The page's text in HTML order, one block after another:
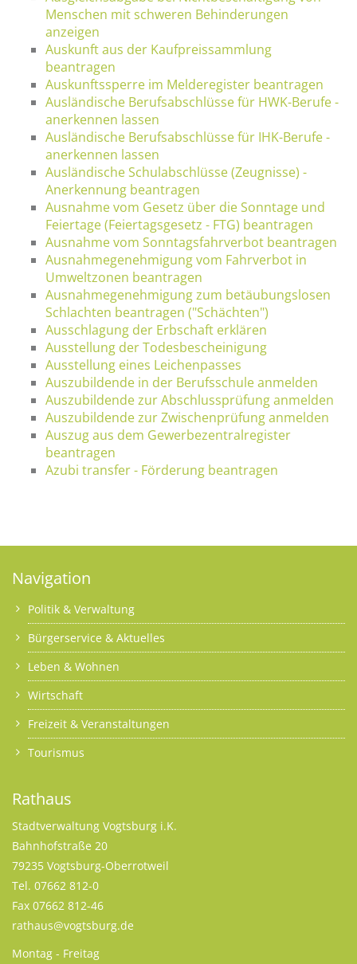
Menschen mit schweren Behinderungen
anzeigen
Auskunft aus der Kaufpreissammlung
beantragen
Auskunftssperre im Melderegister beantragen
Ausländische Berufsabschlüsse für HWK-Berufe -
anerkennen lassen
Ausländische Berufsabschlüsse für IHK-Berufe -
anerkennen lassen
Ausländische Schulabschlüsse (Zeugnisse) -
Anerkennung beantragen
Ausnahme vom Gesetz über die Sonntage und
Feiertage (Feiertagsgesetz - FTG) beantragen
Ausnahme vom Sonntagsfahrverbot beantragen
Ausnahmegenehmigung vom Fahrverbot in
Umweltzonen beantragen
Ausnahmegenehmigung zum betäubungslosen
Schlachten beantragen ("Schächten")
Ausschlagung der Erbschaft erklären
Ausstellung der Todesbescheinigung
Ausstellung eines Leichenpasses
Auszubildende in der Berufsschule anmelden
Auszubildende zur Abschlussprüfung anmelden
Auszubildende zur Zwischenprüfung anmelden
Auszug aus dem Gewerbezentralregister
beantragen
Azubi transfer - Förderung beantragen
Navigation
Politik & Verwaltung
Bürgerservice & Aktuelles
Leben & Wohnen
Wirtschaft
Freizeit & Veranstaltungen
Tourismus
Rathaus
Stadtverwaltung Vogtsburg i.K.
Bahnhofstraße 20
79235 Vogtsburg-Oberrotweil
Tel. 07662 812-0
Fax 07662 812-46
rathaus@vogtsburg.de
Montag - Freitag